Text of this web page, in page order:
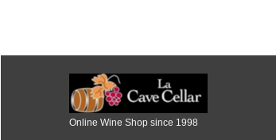
Online Wine Shop since 1998